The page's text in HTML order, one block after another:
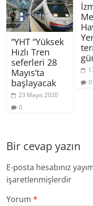
“YHT “Yüksek
Hızlı Tren
seferleri 28
Mayıs’ta
başlayacak
23 Mayıs 2020
0
0
Bir cevap yazın
E-posta hesabınız
işaretlenmişlerdir
Yorum*